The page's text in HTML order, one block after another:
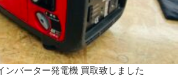
ンバーター発電機 買取致しました